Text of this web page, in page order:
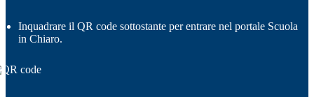
Inquadrare il QR code sottostante per entrare nel portale Scuola
in Chiaro.